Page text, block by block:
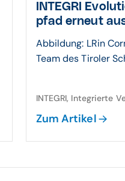
INTEGRI
pfad erneut
Abbildung: LRin
Team des Tiroler
INTEGRI, Integrierte
Zum Artikel